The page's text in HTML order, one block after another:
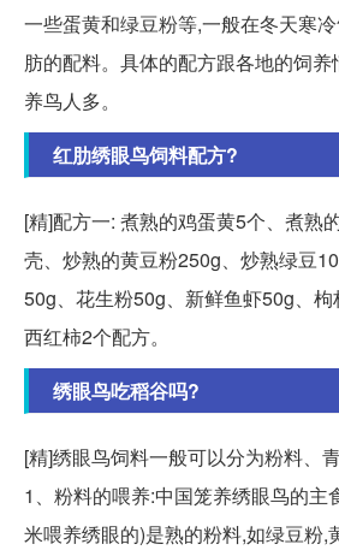
一些蛋黄和绿豆粉等,一般在冬天寒
肪的配料。具体的配方跟各地的饲
养鸟人多。
红肋绣眼鸟饲料配方?
[精]配方一: 煮熟的鸡蛋黄5个、煮熟
壳、炒熟的黄豆粉250g、炒熟绿豆
50g、花生粉50g、新鲜鱼虾50g、枸
西红柿2个配方。
绣眼鸟吃稻谷吗?
[精]绣眼鸟饲料一般可以分为粉料、
1、粉料的喂养:中国笼养绣眼鸟的主
米喂养绣眼的)是熟的粉料,如绿豆粉,